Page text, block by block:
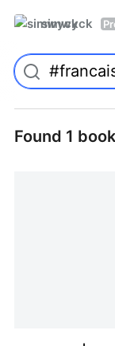
simwyck
Found 1